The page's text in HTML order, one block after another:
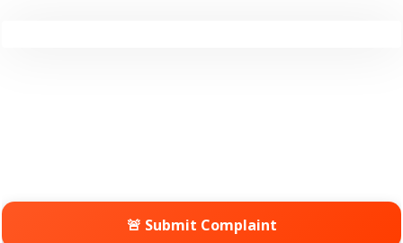
🚨 Submit Complaint